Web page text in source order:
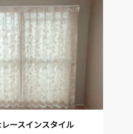
ースインスタイル